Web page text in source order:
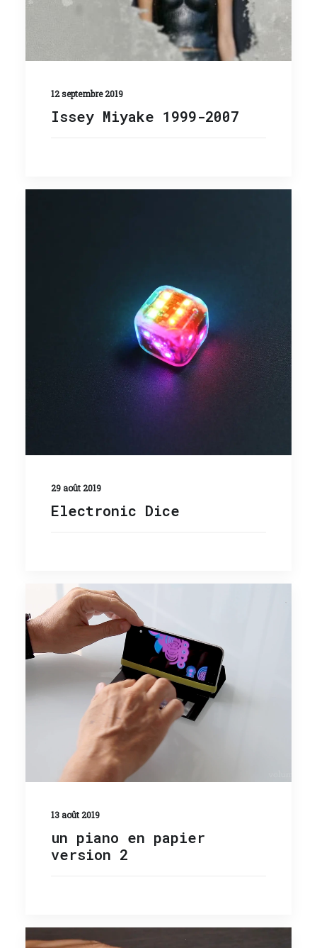
12 septembre 2019
Issey Miyake 1999-2007
29 août 2019
Electronic Dice
13 août 2019
un piano en papier
version 2